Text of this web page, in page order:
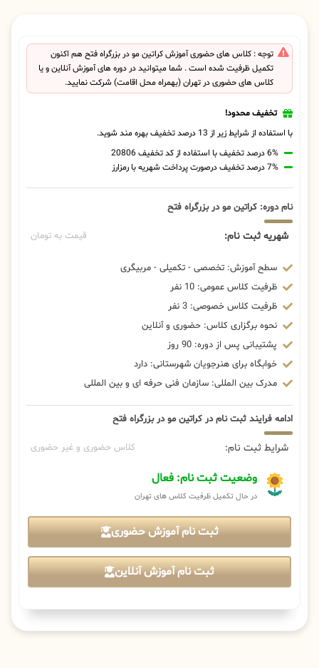
توجه : کلاس های حضوری آموزش کراتین مو در بزرگراه فتح هم اکنون
تکمیل ظرفیت شده است . شما میتوانید در دوره های آموزش آنلاین و یا
کلاس های حضوری در تهران (بهمراه محل اقامت) شرکت نمایید.
تخفیف محدود!
با استفاده از شرایط زیر از 13 درصد تخفیف بهره مند شوید.
6% درصد تخفیف با استفاده از کد تخفیف 20806
7% درصد تخفیف درصورت پرداخت شهریه با رمزارز
نام دوره: کراتین مو در بزرگراه فتح
شهریه ثبت نام: قیمت به تومان
سطح آموزش: تخصصی - تکمیلی - مربیگری
ظرفیت کلاس عمومی: 10 نفر
ظرفیت کلاس خصوصی: 3 نفر
نحوه برگزاری کلاس: حضوری و آنلاین
پشتیبانی پس از دوره: 90 روز
خوابگاه برای هنرجویان شهرستانی: دارد
مدرک بین المللی: سازمان فنی حرفه ای و بین المللی
ادامه فرایند ثبت نام در کراتین مو در بزرگراه فتح
شرایط ثبت نام: کلاس حضوری و غیر حضوری
وضعیت ثبت نام: فعال
در حال تکمیل ظرفیت کلاس های تهران
ثبت نام آموزش حضوری
ثبت نام آموزش آنلاین